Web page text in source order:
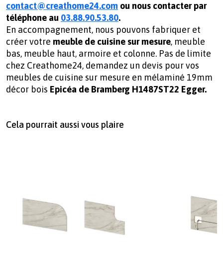
contact@creathome24.com ou nous contacter par
téléphone au 03.88.90.53.80.
En accompagnement, nous pouvons fabriquer et
créer votre meuble de cuisine sur mesure, meuble
bas, meuble haut, armoire et colonne. Pas de limite
chez Creathome24, demandez un devis pour vos
meubles de cuisine sur mesure en mélaminé 19mm
décor bois Epicéa de Bramberg H1487ST22 Egger.
Cela pourrait aussi vous plaire